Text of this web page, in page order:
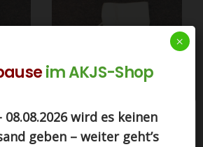
Cookies. Indem Sie auf
stimmen Sie der Nutzung
im AKJS-Shop
08.08.2026 wird es keinen
geben – weiter geht’s
×